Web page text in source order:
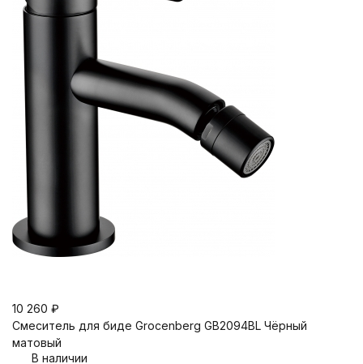
10 260 ₽
Смеситель для биде Grocenberg GB2094BL Чёрный
матовый
В наличии